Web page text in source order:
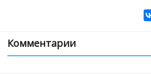
Комментарии